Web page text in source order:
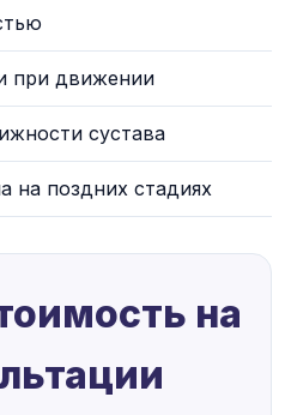
при движении
сустава
на поздних стадиях
на